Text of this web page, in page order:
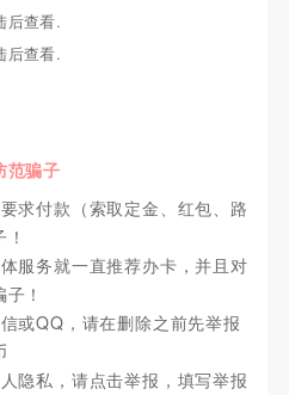
后查看.
后查看.
范骗子
求付款（索取定金、红包、路
服务就一直推荐办卡，并且对
！
或QQ，请在删除之前先举报
隐私，请点击举报，填写举报